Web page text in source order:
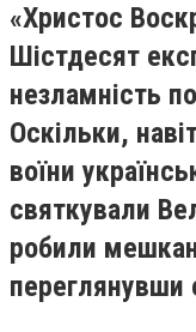
«Христос
Шістдесят
незламність
Оскільки,
воїни
святкували
робили
переглянувши